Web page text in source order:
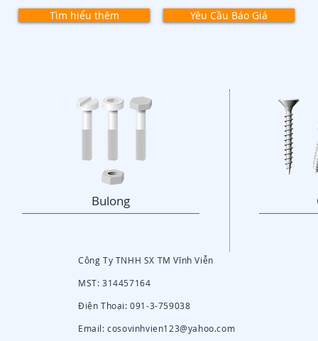
Bulong
Tìm hiểu thêm Yêu Cầu Báo Giá
Công Ty TNHH SX TM Vĩnh Viễn
MST: 314457164
Điện Thoại: 091-3-759038
Email:cosovinhvien123@yahoo.com